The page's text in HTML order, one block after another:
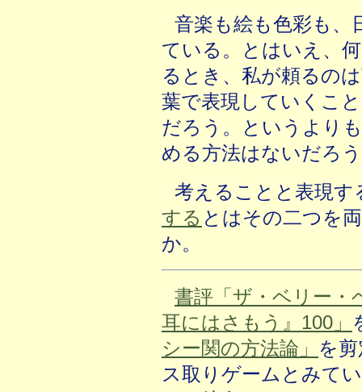
音楽も絵も色彩も、
ている。とはいえ、
るとき、私が頼るの
葉で表現していくこ
だろう。というより
める方法はないだろ
考えることと表現
する とはその二つを
か。
書評「ザ・ベリー・
耳にはさもう』100」
シー関の方法論」 を
ス取りゲームとみて